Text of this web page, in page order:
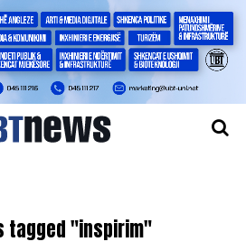
tagged "inspirim"